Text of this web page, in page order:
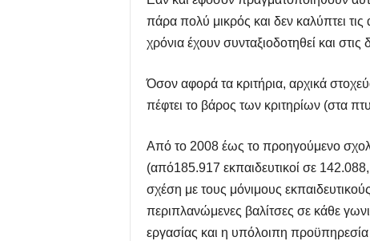
πάρα πολύ μικρός και δεν καλύπτει
χρόνια έχουν συνταξιοδοτηθεί και
Όσον αφορά τα κριτήρια, αρχικά
πέφτει το βάρος των κριτηρίων (στα
Από το 2008 έως το προηγούμενο
(από185.917 εκπαιδευτικοί σε
σχέση με τους μόνιμους
περιπλανώμενες βαλίτσες σε κάθε
εργασίας και η υπόλοιπη προϋπηρεσία